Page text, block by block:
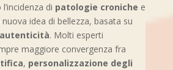
di patologie croniche e
idea di bellezza, basata su
autenticità. Molti esperti
maggiore convergenza fra
, personalizzazione degli